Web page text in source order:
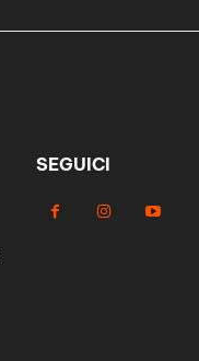
SEGUICI